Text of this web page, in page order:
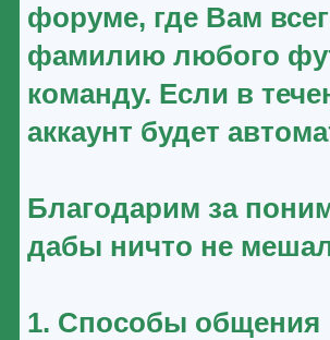
форуме, где Вам
фамилию любого
команду. Если в
аккаунт будет
Благодарим за
дабы ничто не
1. Способы общения